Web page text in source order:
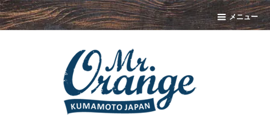
メニュー